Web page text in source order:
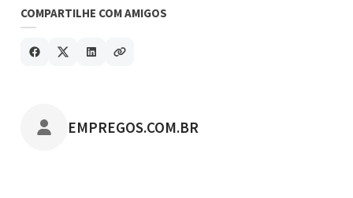
COMPARTILHE COM AMIGOS
POSTADO POR
EMPREGOS.COM.BR